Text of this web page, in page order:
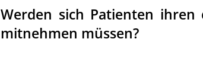
Werden sich Patienten ihren
mitnehmen müssen?